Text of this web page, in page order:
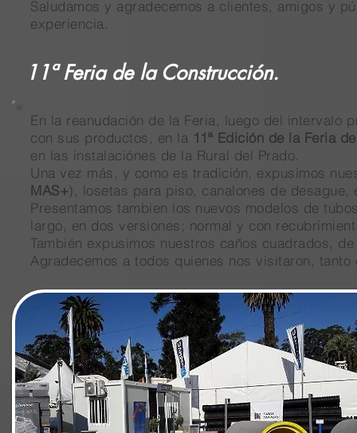
Saludamos y agradecemos a clientes, amigos y
experiencia.
11ª Feria de la Construcción.
En la reanudación de la Feria, luego del intervalo
con sus productos, en la 11ª Edición de la Feria
en las instalaciónes de la Rural del Prado.
Una vez más, y como es tradición, expusimos
MAS+), losetas para piso, canalones de
Presentamos tambien los nuevos modelos de
largo, en dos versiones; normal y con
También expusimos nuestros caños cuadrados,
Agradecemos a todos quienes nos visitaron,